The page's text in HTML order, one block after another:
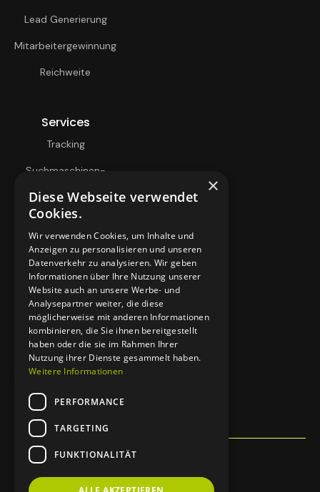
Lead Generierung
Mitarbeitergewinnung
Reichweite
Services
Tracking
Suchmaschinen-
Werbeanzeigen
Rechtliches
Impressum
Datenschutz
Kontakt aufnehmen
×
Diese Webseite verwendet
Cookies.
Wir verwenden Cookies, um Inhalte und
Anzeigen zu personalisieren und unseren
Datenverkehr zu analysieren. Wir geben
Informationen über Ihre Nutzung unserer
Website auch an unsere Werbe- und
Analysepartner weiter, die diese
möglicherweise mit anderen Informationen
kombinieren, die Sie ihnen bereitgestellt
haben oder die sie im Rahmen Ihrer
Nutzung ihrer Dienste gesammelt haben.
Weitere Informationen
PERFORMANCE
TARGETING
FUNKTIONALITÄT